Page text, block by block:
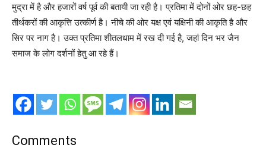
मुद्रा में है और हजारों वर्ष पूर्व की बतायी जा रही है। प्रतिमा में दोनों ओर छह-छह
तीर्थकरों की आकृत्ति उत्कीर्ण है। नीचे की ओर यक्ष एवं यक्षिनी की आकृति है और
सिर पर नाग है। उक्त प्रतिमा शीतलधाम में रख दी गई है, जहां दिन भर जैन
समाज के लोग दर्शनों हेतु आ रहे हैं।
Comments